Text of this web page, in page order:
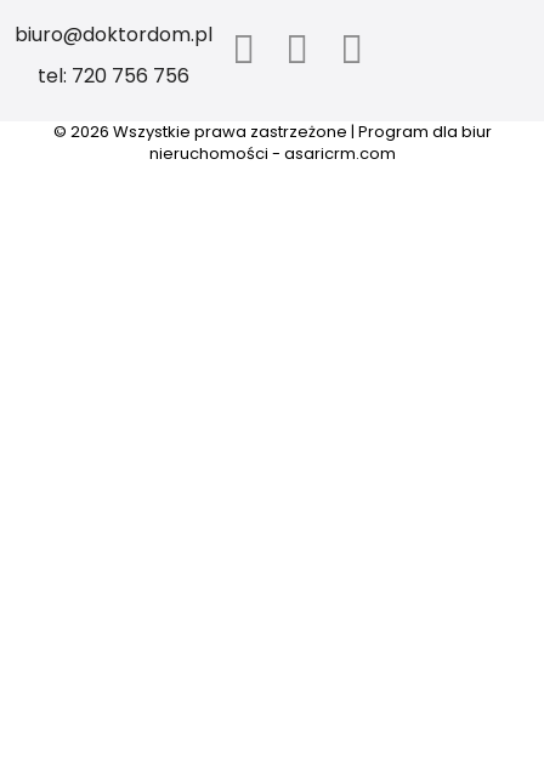
biuro@doktordom.pl
tel: 720 756 756
© 2026 Wszystkie prawa zastrzeżone | Program dla biur
nieruchomości - asaricrm.com